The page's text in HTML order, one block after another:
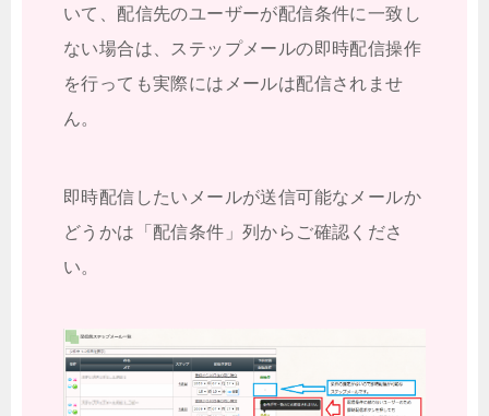
いて、配信先のユーザーが配信条件に一致し
ない場合は、ステップメールの即時配信操作
を行っても実際にはメールは配信されませ
ん。
即時配信したいメールが送信可能なメールか
どうかは「配信条件」列からご確認くださ
い。